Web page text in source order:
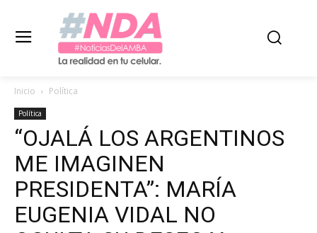
Inicio Política
Política
“OJALÁ LOS ARGENTINOS
ME IMAGINEN
PRESIDENTA”: MARÍA
EUGENIA VIDAL NO